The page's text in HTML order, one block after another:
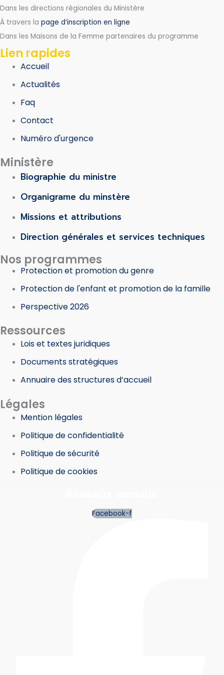
Dans les directions régionales du Ministère
À travers la page d’inscription en ligne
Dans les Maisons de la Femme partenaires du programme
Lien rapides
Accueil
Actualités
Faq
Contact
Numéro d'urgence
Ministère
Biographie du ministre
Organigrame du minstère
Missions et attributions
Direction générales et services techniques
Nos programmes
Protection et promotion du genre
Protection de l'enfant et promotion de la famille
Perspective 2026
Ressources
Lois et textes juridiques
Documents stratégiques
Annuaire des structures d’accueil
Légales
Mention légales
Politique de confidentialité
Politique de sécurité
Politique de cookies
Facebook-f